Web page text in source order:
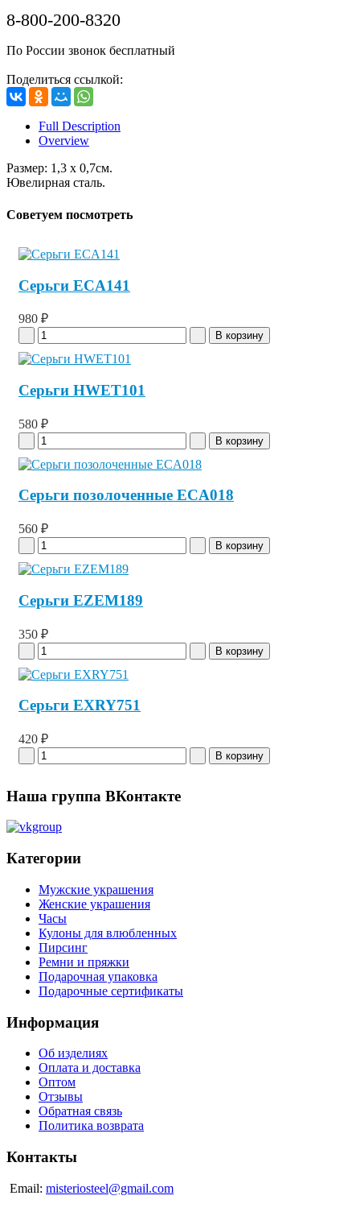
8-800-200-8320
По России звонок бесплатный
Поделиться ссылкой:
Full Description
Overview
Размер: 1,3 x 0,7см.
Ювелирная сталь.
Советуем посмотреть
Серьги ECA141
980 ₽
Серьги HWET101
580 ₽
Серьги позолоченные ECA018
560 ₽
Серьги EZEM189
350 ₽
Серьги EXRY751
420 ₽
Наша группа ВКонтакте
Категории
Мужские украшения
Женские украшения
Часы
Кулоны для влюбленных
Пирсинг
Ремни и пряжки
Подарочная упаковка
Подарочные сертификаты
Информация
Об изделиях
Оплата и доставка
Оптом
Отзывы
Обратная связь
Политика возврата
Контакты
Email: misteriosteel@gmail.com